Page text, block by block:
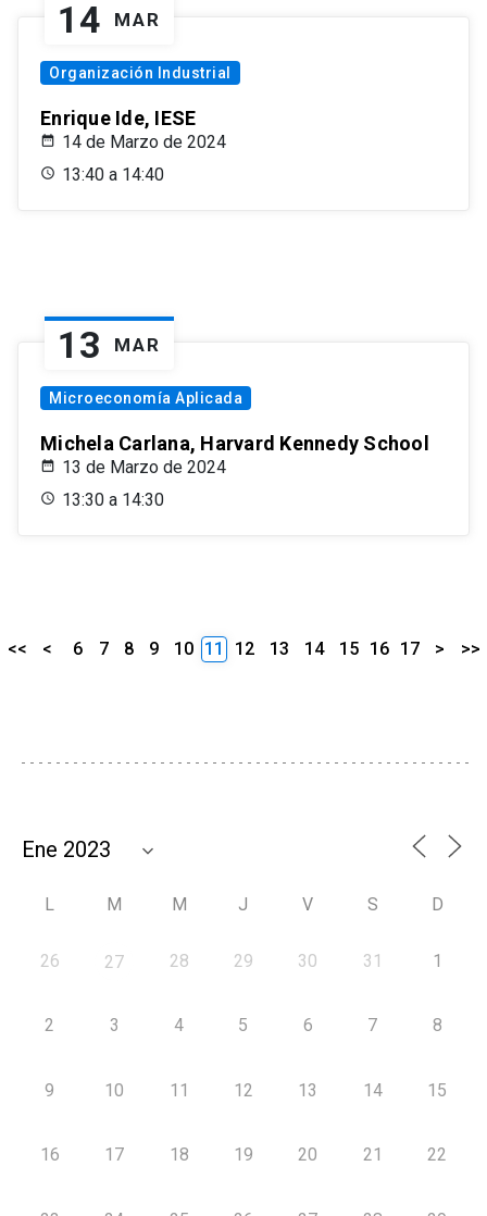
14 MAR
Organización Industrial
Enrique Ide, IESE
14 de Marzo de 2024
13:40 a 14:40
13 MAR
Microeconomía Aplicada
Michela Carlana, Harvard Kennedy School
13 de Marzo de 2024
13:30 a 14:30
<< < 6 7 8 9 10 11 12 13 14 15 16 17 > >>
L M M J V S D
26 27 28 29 30 31 1
2 3 4 5 6 7 8
9 10 11 12 13 14 15
16 17 18 19 20 21 22